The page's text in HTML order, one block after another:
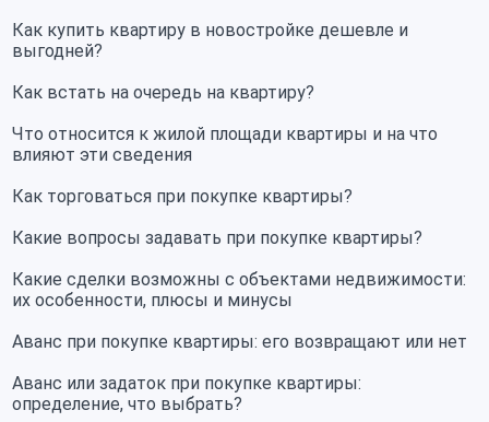
Как купить квартиру в новостройке дешевле и
выгодней?
Как встать на очередь на квартиру?
Что относится к жилой площади квартиры и на что
влияют эти сведения
Как торговаться при покупке квартиры?
Какие вопросы задавать при покупке квартиры?
Какие сделки возможны с объектами недвижимости:
их особенности, плюсы и минусы
Аванс при покупке квартиры: его возвращают или нет
Аванс или задаток при покупке квартиры:
определение, что выбрать?